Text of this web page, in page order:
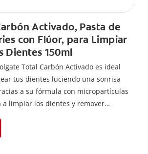
Activado, Pasta de
con Flúor, para Limpiar
Dientes 150ml
Total Carbón Activado es ideal
tus dientes luciendo una sonrisa
a su fórmula con micropartículas
a limpiar los dientes y remover